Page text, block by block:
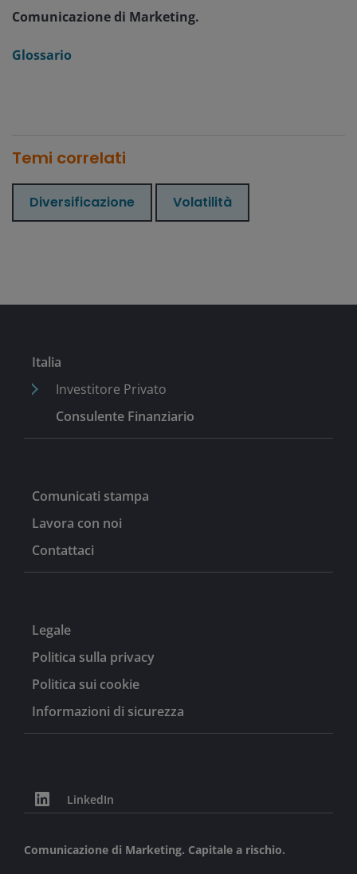
Comunicazione di Marketing.
Glossario
Temi correlati
Diversificazione Volatilità
Italia
Investitore Privato
Consulente Finanziario
Comunicati stampa
Lavora con noi
Contattaci
Legale
Politica sulla privacy
Politica sui cookie
Informazioni di sicurezza
LinkedIn
Comunicazione di Marketing. Capitale a rischio.